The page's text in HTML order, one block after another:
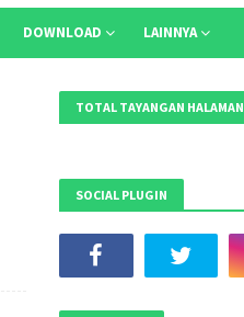
DOWNLOAD LAINNYA
TOTAL TAYANGAN HALAMAN
SOCIAL PLUGIN